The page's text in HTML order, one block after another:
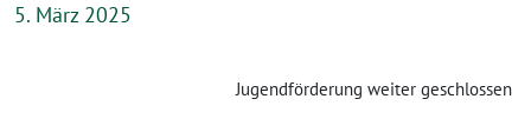
5. März 2025
Jugendförderung weiter geschlossen